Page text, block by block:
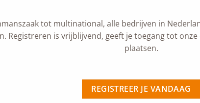
tot multinational, alle bedrijven in
Registreren is vrijblijvend, geeft je toegang tot
plaatsen.
REGISTREER JE VANDAAG